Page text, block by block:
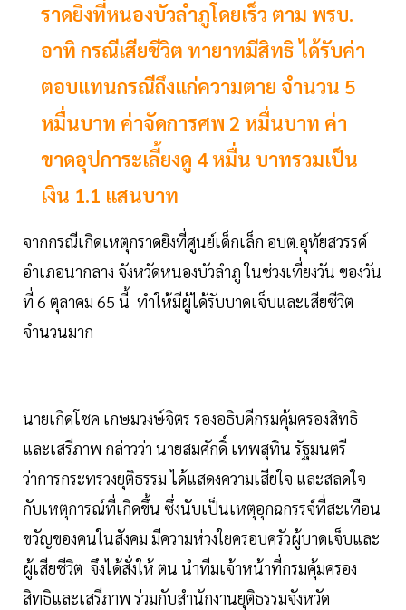
ราดยิงที่หนองบัวลำภูโดยเร็ว ตาม พรบ.
อาทิ กรณีเสียชีวิต ทายาทมีสิทธิ ได้รับค่า
ตอบแทนกรณีถึงแก่ความตาย จำนวน 5
หมื่นบาท ค่าจัดการศพ 2 หมื่นบาท ค่า
ขาดอุปการะเลี้ยงดู 4 หมื่น บาทรวมเป็น
เงิน 1.1 แสนบาท
จากกรณีเกิดเหตุกราดยิงที่ศูนย์เด็กเล็ก อบต.อุทัยสวรรค์
อำเภอนากลาง จังหวัดหนองบัวลำภู ในช่วงเที่ยงวัน ของวัน
ที่ 6 ตุลาคม 65 นี้ ทำให้มีผู้ได้รับบาดเจ็บและเสียชีวิต
จำนวนมาก
นายเกิดโชค เกษมวงษ์จิตร รองอธิบดีกรมคุ้มครองสิทธิ
และเสรีภาพ กล่าวว่า นายสมศักดิ์ เทพสุทิน รัฐมนตรี
ว่าการกระทรวงยุติธรรม ได้แสดงความเสียใจ และสลดใจ
กับเหตุการณ์ที่เกิดขึ้น ซึ่งนับเป็นเหตุอุกฉกรรจ์ที่สะเทือน
ขวัญของคนในสังคม มีความห่วงใยครอบครัวผู้บาดเจ็บและ
ผู้เสียชีวิต จึงได้สั่งให้ ตน นำทีมเจ้าหน้าที่กรมคุ้มครอง
สิทธิและเสรีภาพ ร่วมกับสำนักงานยุติธรรมจังหวัด